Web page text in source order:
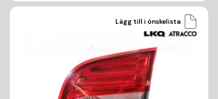
Lägg till i önskelista